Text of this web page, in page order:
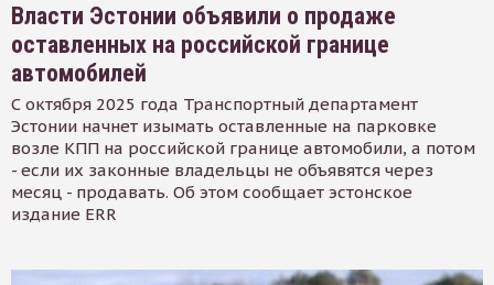
Власти Эстонии объявили о продаже
оставленных на российской границе
автомобилей
С октября 2025 года Транспортный департамент
Эстонии начнет изымать оставленные на парковке
возле КПП на российской границе автомобили, а потом
- если их законные владельцы не объявятся через
месяц - продавать. Об этом сообщает эстонское
издание ERR